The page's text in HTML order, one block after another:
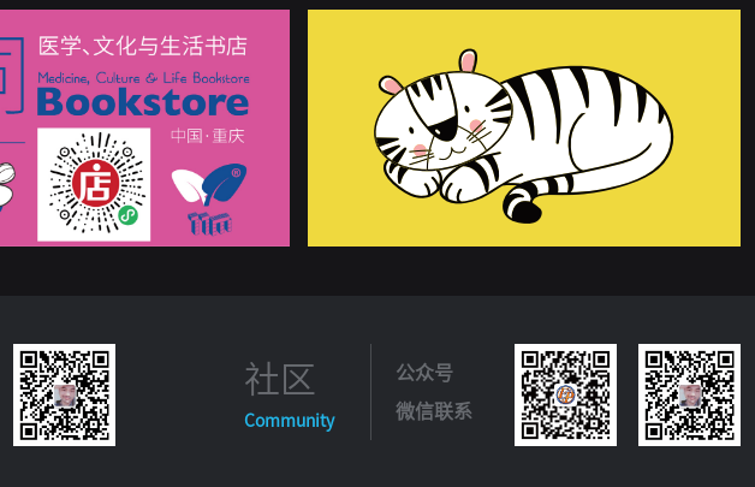
正常变异心电图：心室高电压 整体电生理 诊疗流程图
综合心电图图片 左侧旁道 左回旋支闭塞 左前分支阻滞
社区
Community
公众号
微信联系